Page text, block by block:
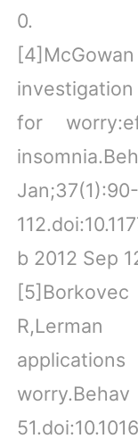
0.
for
Jan;37(1):90-
b 2012 Sep
[5]Borkovec